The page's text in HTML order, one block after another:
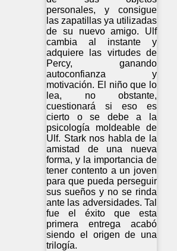
personales, y consigue
las zapatillas ya utilizadas
de su nuevo amigo. Ulf
cambia al instante y
adquiere las virtudes de
Percy, ganando
autoconfianza y
motivación. El niño que lo
lea, no obstante,
cuestionará si eso es
cierto o se debe a la
psicología moldeable de
Ulf. Stark nos habla de la
amistad de una nueva
forma, y la importancia de
tener contento a un joven
para que pueda perseguir
sus sueños y no se rinda
ante las adversidades. Tal
fue el éxito que esta
primera entrega acabó
siendo el origen de una
trilogía.